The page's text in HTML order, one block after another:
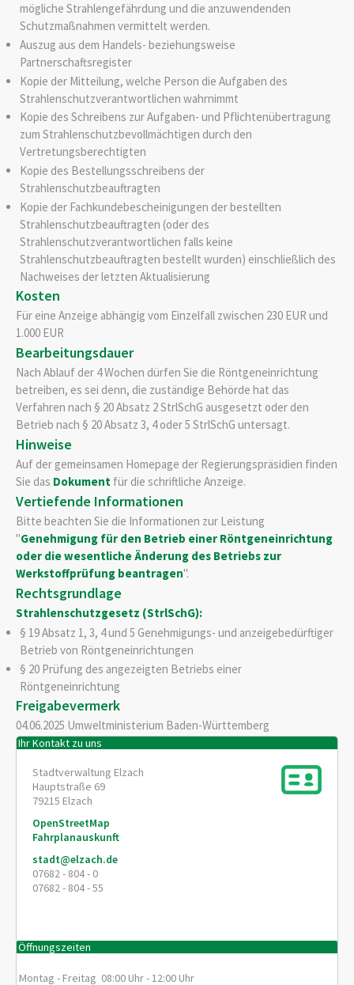
mögliche Strahlengefährdung und die anzuwendenden
Schutzmaßnahmen vermittelt werden.
Auszug aus dem Handels- beziehungsweise
Partnerschaftsregister
Kopie der Mitteilung, welche Person die Aufgaben des
Strahlenschutzverantwortlichen wahrnimmt
Kopie des Schreibens zur Aufgaben- und Pflichtenübertragung
zum Strahlenschutzbevollmächtigen durch den
Vertretungsberechtigten
Kopie des Bestellungsschreibens der
Strahlenschutzbeauftragten
Kopie der Fachkundebescheinigungen der bestellten
Strahlenschutzbeauftragten (oder des
Strahlenschutzverantwortlichen falls keine
Strahlenschutzbeauftragten bestellt wurden) einschließlich des
Nachweises der letzten Aktualisierung
Kosten
Für eine Anzeige abhängig vom Einzelfall zwischen 230 EUR und
1.000 EUR
Bearbeitungsdauer
Nach Ablauf der 4 Wochen dürfen Sie die Röntgeneinrichtung
betreiben, es sei denn, die zuständige Behörde hat das
Verfahren nach § 20 Absatz 2 StrlSchG ausgesetzt oder den
Betrieb nach § 20 Absatz 3, 4 oder 5 StrlSchG untersagt.
Hinweise
Auf der gemeinsamen Homepage der Regierungspräsidien finden
Sie das Dokument für die schriftliche Anzeige.
Vertiefende Informationen
Bitte beachten Sie die Informationen zur Leistung
"Genehmigung für den Betrieb einer Röntgeneinrichtung
oder die wesentliche Änderung des Betriebs zur
Werkstoffprüfung beantragen".
Rechtsgrundlage
Strahlenschutzgesetz (StrlSchG):
§ 19 Absatz 1, 3, 4 und 5 Genehmigungs- und anzeigebedürftiger
Betrieb von Röntgeneinrichtungen
§ 20 Prüfung des angezeigten Betriebs einer
Röntgeneinrichtung
Freigabevermerk
04.06.2025 Umweltministerium Baden-Württemberg
Ihr Kontakt zu uns
Stadtverwaltung Elzach
Hauptstraße 69
79215 Elzach
OpenStreetMap
Fahrplanauskunft
stadt@elzach.de
07682 - 804 - 0
07682 - 804 - 55
Öffnungszeiten
Montag - Freitag 08:00 Uhr - 12:00 Uhr